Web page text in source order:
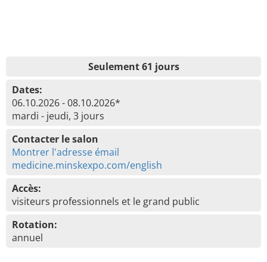
Seulement 61 jours
Dates:
06.10.2026 - 08.10.2026*
mardi - jeudi, 3 jours
Contacter le salon
Montrer l'adresse émail
medicine.minskexpo.com/english
Accès:
visiteurs professionnels et le grand public
Rotation:
annuel